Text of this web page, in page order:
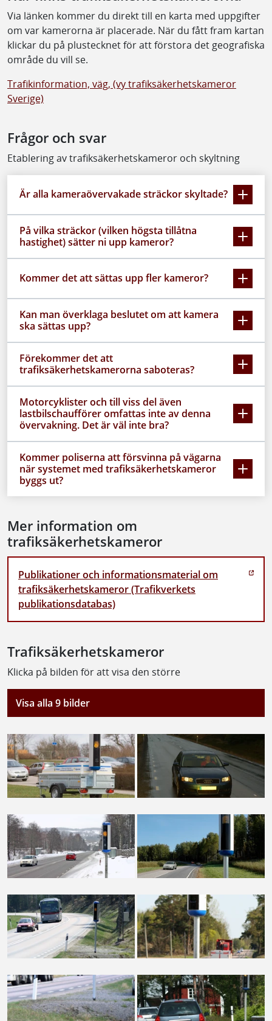
Via länken kommer du direkt till en karta med uppgifter
om var kamerorna är placerade. När du fått fram kartan
klickar du på plustecknet för att förstora det geografiska
område du vill se.
Trafikinformation, väg, (vy trafiksäkerhetskameror
Sverige)
Frågor och svar
Etablering av trafiksäkerhetskameror och skyltning
Är alla kameraövervakade sträckor skyltade?
På vilka sträckor (vilken högsta tillåtna
hastighet) sätter ni upp kameror?
Kommer det att sättas upp fler kameror?
Kan man överklaga beslutet om att kamera
ska sättas upp?
Förekommer det att
trafiksäkerhetskamerorna saboteras?
Motorcyklister och till viss del även
lastbilschaufförer omfattas inte av denna
övervakning. Det är väl inte bra?
Kommer poliserna att försvinna på vägarna
när systemet med trafiksäkerhetskameror
byggs ut?
Mer information om
trafiksäkerhetskameror
Publikationer och informationsmaterial om
trafiksäkerhetskameror (Trafikverkets
publikationsdatabas)
Trafiksäkerhetskameror
Klicka på bilden för att visa den större
Visa alla 9 bilder